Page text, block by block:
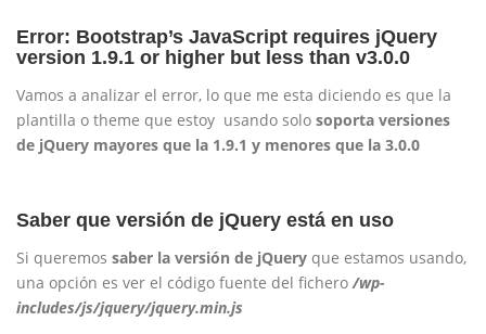
Error: Bootstrap’s JavaScript requires jQuery
version 1.9.1 or higher but less than v3.0.0
Vamos a analizar el error, lo que me esta diciendo es que la
plantilla o theme que estoy usando solo soporta versiones
de jQuery mayores que la 1.9.1 y menores que la 3.0.0
Saber que versión de jQuery está en uso
Si queremos saber la versión de jQuery que estamos usando,
una opción es ver el código fuente del fichero/wp-
includes/js/jquery/jquery.min.js